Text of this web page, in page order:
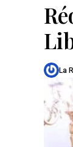
La